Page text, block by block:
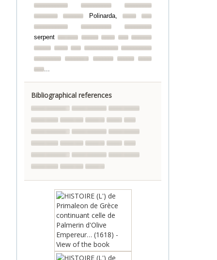
Polinarda,
serpent
...
Bibliographical references